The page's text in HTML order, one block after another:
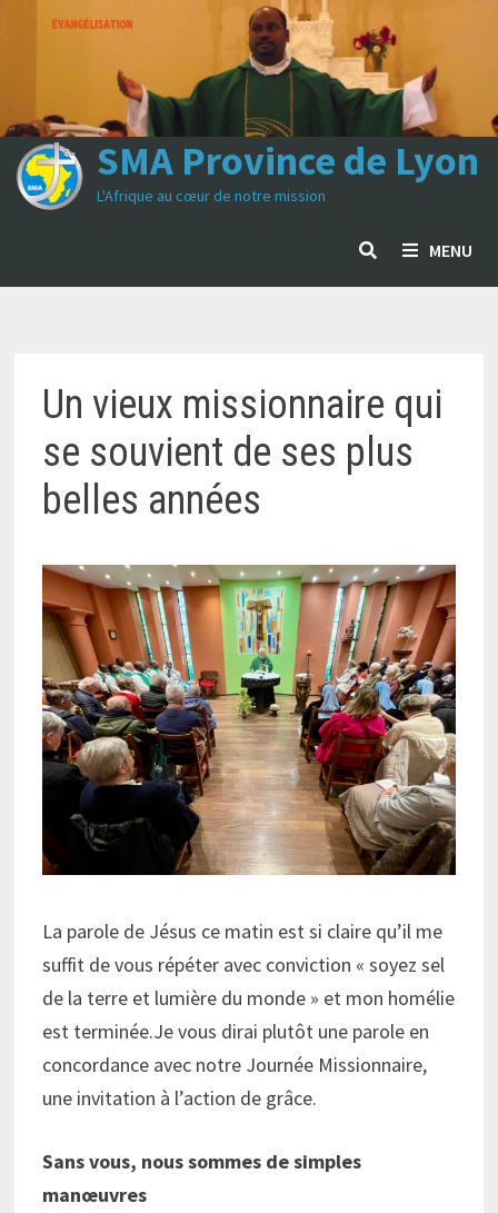
Passer
SMA Province de Lyon
L'Afrique au cœur de notre mission
MENU
Un vieux missionnaire qui
se souvient de ses plus
belles années
La parole de Jésus ce matin est si claire qu’il me
suffit de vous répéter avec conviction « soyez sel
de la terre et lumière du monde » et mon homélie
est terminée.Je vous dirai plutôt une parole en
concordance avec notre Journée Missionnaire,
une invitation à l’action de grâce.
Sans vous, nous sommes de simples
manœuvres